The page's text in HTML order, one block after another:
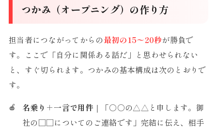
つかみ（オープニング）の作り方
担当者につながってからの最初の15〜20秒が勝負で
す。ここで「自分に関係ある話だ」と思わせられない
と、すぐ切られます。つかみの基本構成は次のとおりで
す。
名乗り＋一言で用件｜「○○の△△と申します。御
社の□□についてのご連絡です」完結に伝え、相手